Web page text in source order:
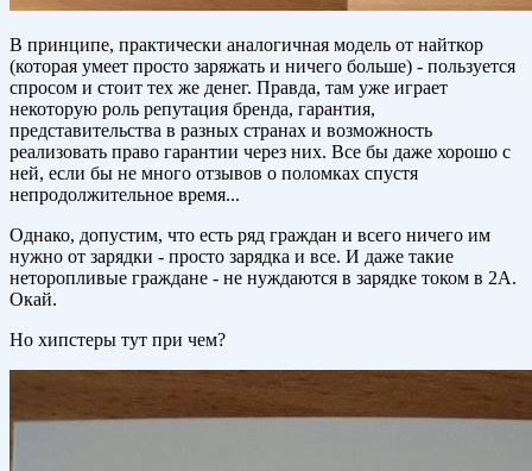
В принципе, практически аналогичная модель от найткор
(которая умеет просто заряжать и ничего больше) - пользуется
спросом и стоит тех же денег. Правда, там уже играет
некоторую роль репутация бренда, гарантия,
представительства в разных странах и возможность
реализовать право гарантии через них. Все бы даже хорошо с
ней, если бы не много отзывов о поломках спустя
непродолжительное время...
Однако, допустим, что есть ряд граждан и всего ничего им
нужно от зарядки - просто зарядка и все. И даже такие
неторопливые граждане - не нуждаются в зарядке током в 2А.
Окай.
Но хипстеры тут при чем?